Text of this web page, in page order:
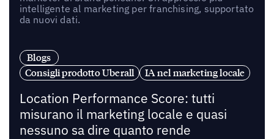
intelligente al marketing per franchising, supportato
da nuovi dati.
Blogs
Consigli prodotto Uberall
IA nel marketing locale
Location Performance Score: tutti
misurano il marketing locale e quasi
nessuno sa dire quanto rende